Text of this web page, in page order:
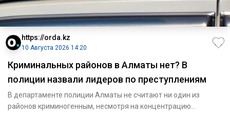
https://orda.kz
10 Августа 2026 14:20
Криминальных районов в Алматы нет? В
полиции назвали лидеров по преступлениям
В департаменте полиции Алматы не считают ни один из
районов криминогенным, несмотря на концентрацию